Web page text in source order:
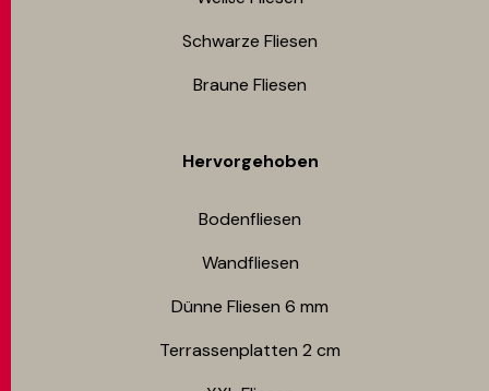
Schwarze Fliesen
Braune Fliesen
Hervorgehoben
Bodenfliesen​
Wandfliesen
Dünne Fliesen 6 mm​
Terrassenplatten 2 cm